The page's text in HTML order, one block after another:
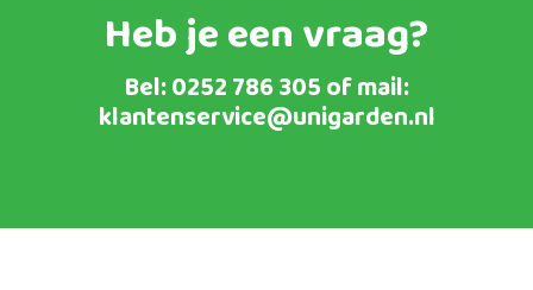
Heb je een vraag?
Bel:0252 786 305of mail:
klantenservice@unigarden.nl